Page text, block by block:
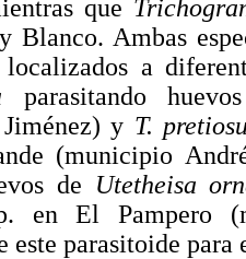
que
Blanco. Ambas
localizados a
parasitando
y T.
(municipio
de Utetheisa
en El Pampero
este parasitoide para